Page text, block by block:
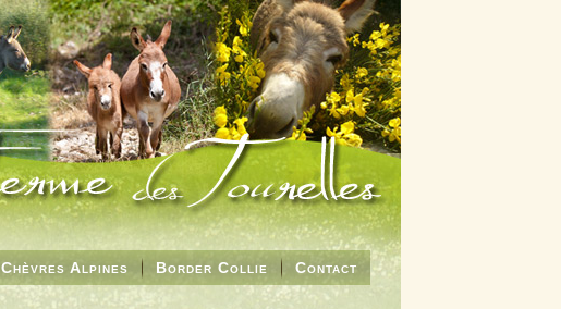
Chèvres Alpines Border Collie Contact